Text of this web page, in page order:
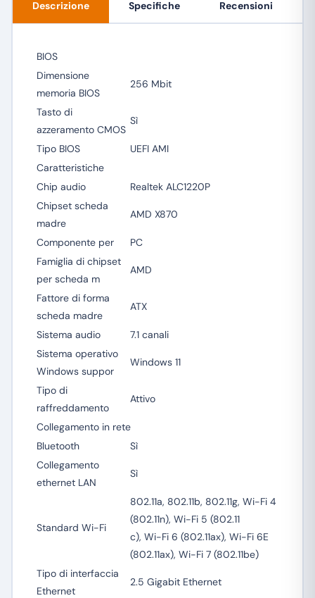
Descrizione Specifiche Recensioni
BIOS
Dimensione
memoria BIOS
256 Mbit
Tasto di
azzeramento CMOS
Sì
Tipo BIOS
UEFI AMI
Caratteristiche
Chip audio
Realtek ALC1220P
Chipset scheda
madre
AMD X870
Componente per
PC
Famiglia di chipset
per scheda m
AMD
Fattore di forma
scheda madre
ATX
Sistema audio
7.1 canali
Sistema operativo
Windows suppor
Windows 11
Tipo di
raffreddamento
Attivo
Collegamento in rete
Bluetooth
Sì
Collegamento
ethernet LAN
Sì
Standard Wi-Fi
802.11a, 802.11b, 802.11g, Wi-Fi 4
(802.11n), Wi-Fi 5 (802.11
c), Wi-Fi 6 (802.11ax), Wi-Fi 6E
(802.11ax), Wi-Fi 7 (802.11be)
Tipo di interfaccia
Ethernet
2.5 Gigabit Ethernet